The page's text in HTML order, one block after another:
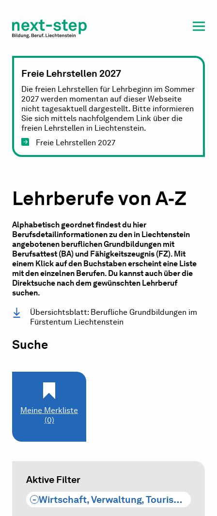
Beratung & Unterstützung
Freie Lehrstellen 2027
Die freien Lehrstellen für Lehrbeginn im Sommer
2027 werden momentan auf dieser Webseite
nicht tagesaktuell dargestellt. Bitte informieren
Sie sich mittels nachfolgendem Link über die
freien Lehrstellen in Liechtenstein.
Freie Lehrstellen 2027
Lehrberufe von A‐Z
Alphabetisch geordnet findest du hier
Berufsdetailinformationen zu den in Liechtenstein
angebotenen beruflichen Grundbildungen mit
Berufsattest (BA) und Fähigkeitszeugnis (FZ). Mit
einem Klick auf den Buchstaben erscheint eine Liste
mit den einzelnen Berufen. Du kannst auch über die
Direktsuche nach dem gewünschten Lehrberuf
suchen.
Übersichtsblatt: Berufliche Grundbildungen im
Fürstentum Liechtenstein
Suche
Meine Merkliste
(0)
Aktive Filter
-
Wirtschaft, Verwaltung, Tourismus